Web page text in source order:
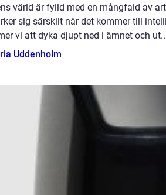
värld är fylld med en mångfald av
sig särskilt när det kommer till
vi att dyka djupt ned i ämnet och
Uddenholm